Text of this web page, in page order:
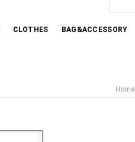
CLOTHES BAG&ACCESSORY
Home